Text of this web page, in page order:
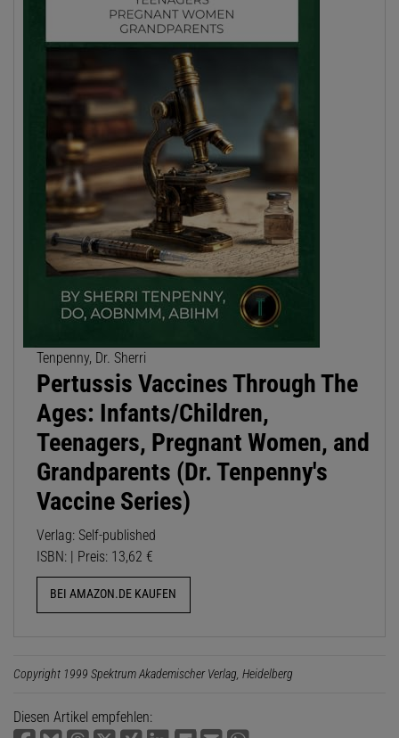
Tenpenny, Dr. Sherri
Pertussis Vaccines Through The
Ages: Infants/Children,
Teenagers, Pregnant Women, and
Grandparents (Dr. Tenpenny's
Vaccine Series)
Verlag: Self-published
ISBN: | Preis: 13,62 €
BEI AMAZON.DE KAUFEN
Copyright 1999 Spektrum Akademischer Verlag, Heidelberg
Diesen Artikel empfehlen: